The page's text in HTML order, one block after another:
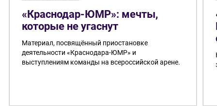
«Краснодар-ЮМР»: мечты,
которые не угаснут
Материал, посвящённый приостановке
деятельности «Краснодара-ЮМР» и
выступлениям команды на всероссийской арене.